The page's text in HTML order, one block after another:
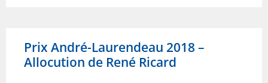
Prix André-Laurendeau 2018 –
Allocution de René Ricard